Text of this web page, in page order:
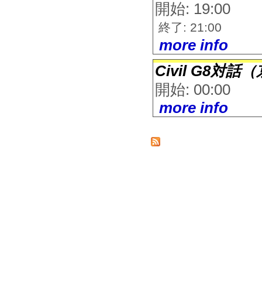
開始: 19:00
終了: 21:00
more info
Civil G8対話（
開始: 00:00
more info